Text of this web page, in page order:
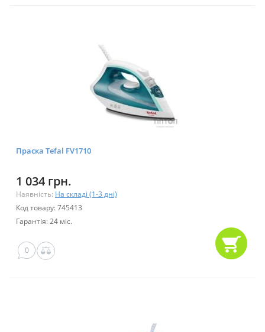
Праска Tefal FV1710
1 034 грн.
Наявність: На складі (1-3 дні)
Код товару: 745413
Гарантія: 24 міс.
0